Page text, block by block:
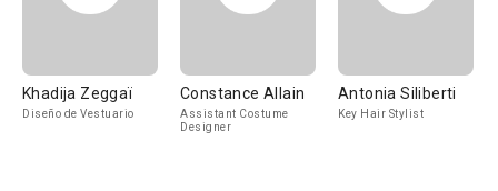
Khadija Zeggaï
Diseño de Vestuario
Constance Allain
Assistant Costume
Designer
Antonia Siliberti
Key Hair Stylist